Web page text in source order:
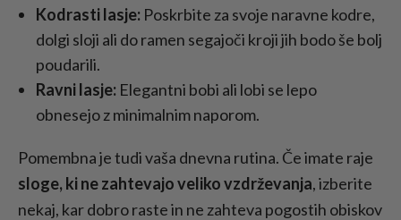
Kodrasti lasje: Poskrbite za svoje naravne kodre,
dolgi sloji ali do ramen segajoči kroji jih bodo še bolj
poudarili.
Ravni lasje: Elegantni bobi ali lobi se lepo
obnesejo z minimalnim naporom.
Pomembna je tudi vaša dnevna rutina. Če imate raje
sloge, ki ne zahtevajo veliko vzdrževanja, izberite
nekaj, kar dobro raste in ne zahteva pogostih obiskov